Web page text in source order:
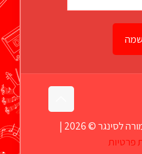
לסינגר © 2026 |
פרטיות